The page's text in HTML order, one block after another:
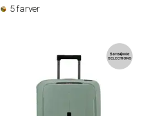
5 farver